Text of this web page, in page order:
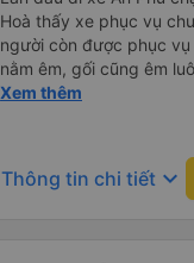
Hoà thấy xe phục vụ
người còn được phục
nằm êm, gối cũng êm
mỗi giường một cái giỏ
đặt xe trước, không
tuyến đường như vậy thì
Xem thêm
Thông tin chi tiết keyboard_arrow_down